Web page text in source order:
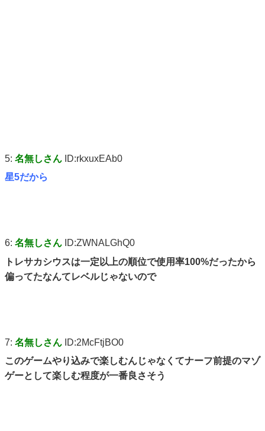
5: 名無しさん ID:rkxuxEAb0
星5だから
6: 名無しさん ID:ZWNALGhQ0
トレサカシウスは一定以上の順位で使用率100%だったから
偏ってたなんてレベルじゃないので
7: 名無しさん ID:2McFtjBO0
このゲームやり込みで楽しむんじゃなくてナーフ前提のマゾ
ゲーとして楽しむ程度が一番良さそう